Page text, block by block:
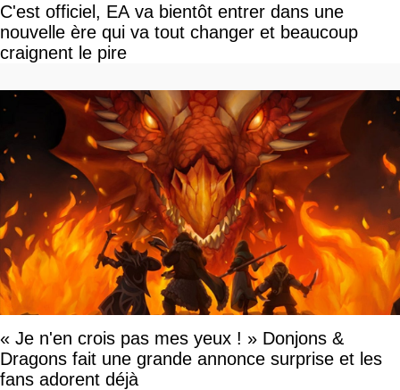
C'est officiel, EA va bientôt entrer dans une
nouvelle ère qui va tout changer et beaucoup
craignent le pire
« Je n'en crois pas mes yeux ! » Donjons &
Dragons fait une grande annonce surprise et les
fans adorent déjà